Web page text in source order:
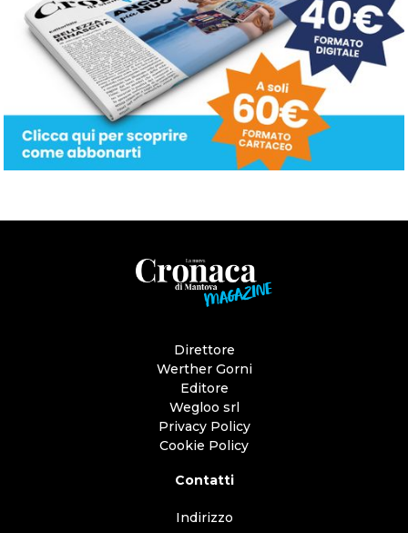
Direttore
Werther Gorni
Editore
Wegloo srl
Privacy Policy
Cookie Policy
Contatti
Indirizzo